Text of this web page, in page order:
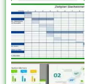
Format, das als
für...